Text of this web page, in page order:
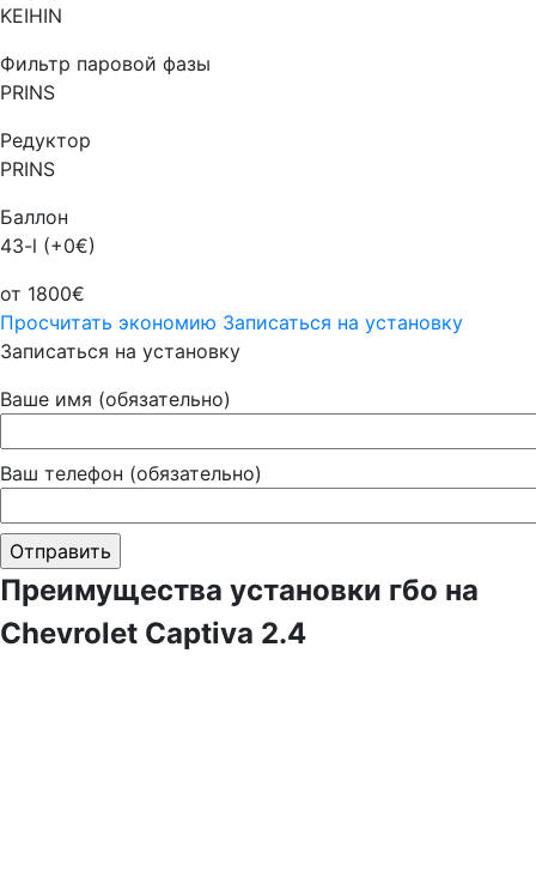
KEIHIN
Фильтр паровой фазы
PRINS
Редуктор
PRINS
Баллон
43-l (+0€)
от 1800€
Просчитать экономию Записаться на установку
Записаться на установку
Ваше имя (обязательно)
Ваш телефон (обязательно)
Преимущества установки гбо на
Chevrolet Captiva 2.4